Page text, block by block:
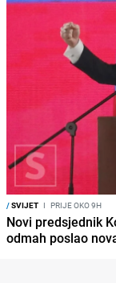
/SVIJET I PRIJE OKO 9H
Novi predsjednik
odmah poslao